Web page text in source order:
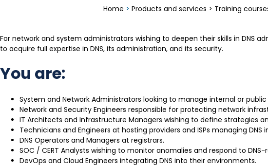
Home > Products and services > Training
For network and system administrators wishing to deepen their skills in DNS
to acquire full expertise in DNS, its administration, and its security.
You are:
System and Network Administrators looking to manage internal or public
Network and Security Engineers responsible for protecting network
IT Architects and Infrastructure Managers wishing to define strategies
Technicians and Engineers at hosting providers and ISPs managing
DNS Operators and Managers at registrars.
SOC / CERT Analysts wishing to monitor anomalies and respond to
DevOps and Cloud Engineers integrating DNS into their environments.